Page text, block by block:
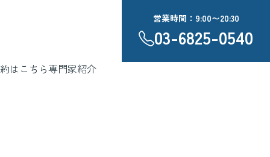
はこちら専門家紹介
営業時間：9:00〜20:30
03-6825-0540